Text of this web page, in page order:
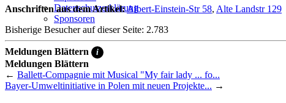
Datenschutzerklärung
Sponsoren
Anschriften aus dem Artikel:Albert-Einstein-Str 58, Alte Landstr 129
Bisherige Besucher auf dieser Seite: 2.783
Meldungen Blättern i
Meldungen Blättern
← Ballett-Compagnie mit Musical "My fair lady ... fo...
Bayer-Umweltinitiative in Polen mit neuen Projekte... →